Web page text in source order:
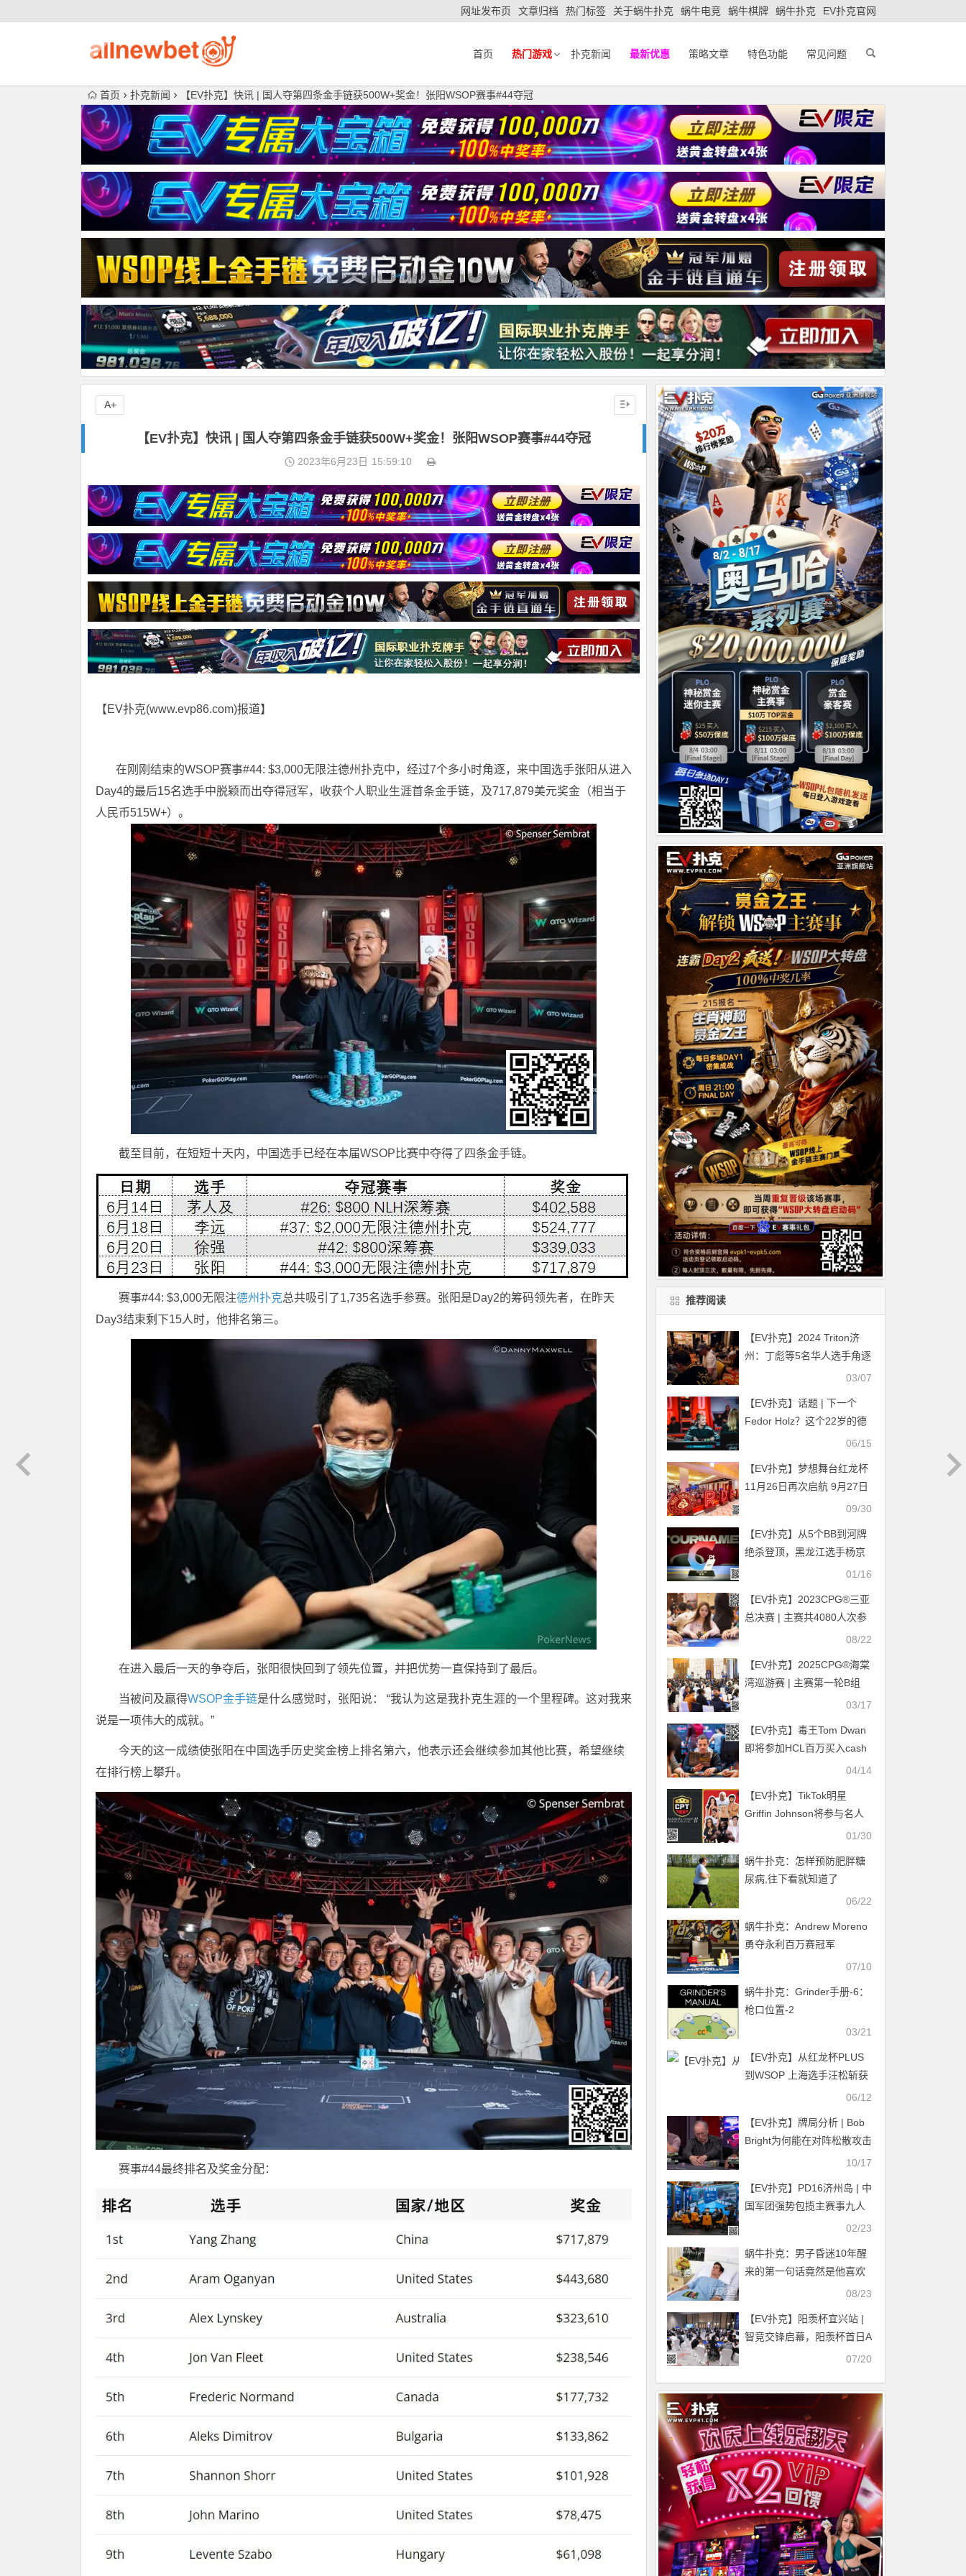
网址发布页 文章归档 热门标签 关于蜗牛扑克 蜗牛电竞 蜗牛棋牌 蜗牛扑克 EV扑克官网
首页 热门游戏 扑克新闻 最新优惠 策略文章 特色功能 常见问题
首页 扑克新闻 【EV扑克】快讯 | 国人夺第四条金手链获500W+奖金！张阳WSOP赛事#44夺冠
【EV扑克】快讯 | 国人夺第四条金手链获500W+奖金！张阳WSOP赛事#44夺冠
2023年6月23日 15:59:10
【EV扑克(www.evp86.com)报道】
在刚刚结束的WSOP赛事#44: $3,000无限注德州扑克中，经过7个多小时角逐，来中国选手张阳从进入
Day4的最后15名选手中脱颖而出夺得冠军，收获个人职业生涯首条金手链，及717,879美元奖金（相当于
人民币515W+）。
截至目前，在短短十天内，中国选手已经在本届WSOP比赛中夺得了四条金手链。
赛事#44: $3,000无限注德州扑克总共吸引了1,735名选手参赛。张阳是Day2的筹码领先者，在昨天
Day3结束剩下15人时，他排名第三。
在进入最后一天的争夺后，张阳很快回到了领先位置，并把优势一直保持到了最后。
当被问及赢得WSOP金手链是什么感觉时，张阳说： “我认为这是我扑克生涯的一个里程碑。这对我来
说是一项伟大的成就。”
今天的这一成绩使张阳在中国选手历史奖金榜上排名第六，他表示还会继续参加其他比赛，希望继续
在排行榜上攀升。
赛事#44最终排名及奖金分配：
A+
推荐阅读
【EV扑克】2024 Triton济
州：丁彪等5名华人选手角逐
03/07
【EV扑克】话题 | 下一个
Fedor Holz？这个22岁的德
国人将在WSOP上大展拳脚
06/15
【EV扑克】梦想舞台红龙杯
11月26日再次启航 9月27日
红龙战队张晨旭与你一起向
09/30
【EV扑克】从5个BB到河牌
绝杀登顶，黑龙江选手杨京
达逆转摘冠，首届CPT紫荆
01/16
【EV扑克】2023CPG®三亚
总决赛 | 主赛共4080人次参
赛，1292人晋级第二轮，邵
08/22
【EV扑克】2025CPG®海棠
湾巡游赛 | 主赛第一轮B组
778人参赛点燃赛场，郑财
级
03/17
【EV扑克】毒王Tom Dwan
即将参加HCL百万买入cash
04/14
【EV扑克】TikTok明星
Griffin Johnson将参与名人
01/30
蜗牛扑克：怎样预防肥胖糖
尿病,往下看就知道了
06/22
蜗牛扑克：Andrew Moreno
勇夺永利百万赛冠军
07/10
蜗牛扑克：Grinder手册-6：
枪口位置-2
03/21
【EV扑克】从红龙杯PLUS
到WSOP 上海选手汪松斩获
06/12
【EV扑克】牌局分析 | Bob
Bright为何能在对阵松散攻击
10/17
【EV扑克】PD16济州岛 | 中
国军团强势包揽主赛事九人
决赛桌，李栋势不可挡以超
02/23
蜗牛扑克：男子昏迷10年醒
来的第一句话竟然是他喜欢
08/23
【EV扑克】阳羡杯宜兴站 |
智竞交锋启幕，阳羡杯首日A
组126人参赛31人晋级，姜
07/20